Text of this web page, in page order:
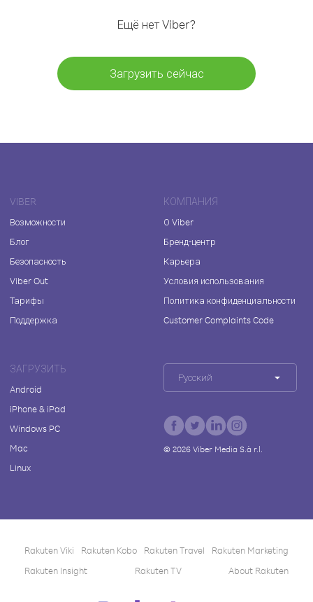
Ещё нет Viber?
Загрузить сейчас
VIBER
Возможности
Блог
Безопасность
Viber Out
Тарифы
Поддержка
КОМПАНИЯ
О Viber
Бренд-центр
Карьера
Условия использования
Политика конфиденциальности
Customer Complaints Code
ЗАГРУЗИТЬ
Android
iPhone & iPad
Windows PC
Mac
Linux
Русский
© 2026Viber Media S.à r.l.
Rakuten Viki Rakuten Kobo Rakuten Travel
Rakuten Marketing
Rakuten Insight
Rakuten TV About Rakuten